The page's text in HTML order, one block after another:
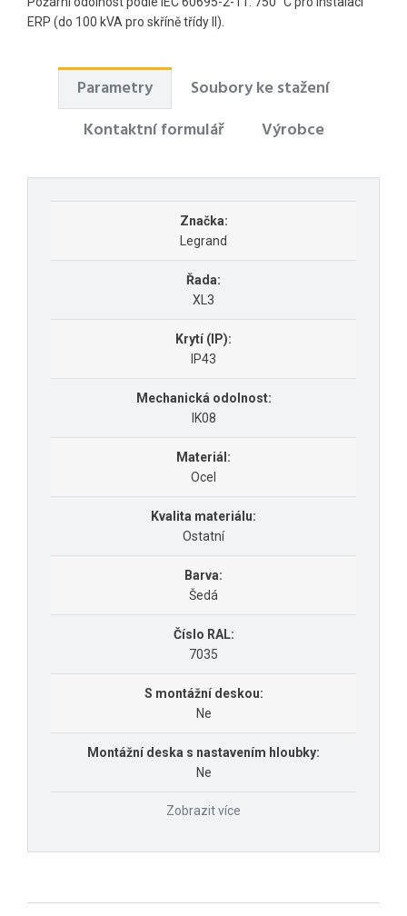
ERP (do 100 kVA pro skříně třídy II).
Parametry
Soubory ke stažení
Kontaktní formulář
Výrobce
Značka:
Legrand
Řada:
XL3
Krytí (IP):
IP43
Mechanická odolnost:
IK08
Materiál:
Ocel
Kvalita materiálu:
Ostatní
Barva:
Šedá
Číslo RAL:
7035
S montážní deskou:
Ne
Montážní deska s nastavením hloubky:
Ne
Zobrazit více